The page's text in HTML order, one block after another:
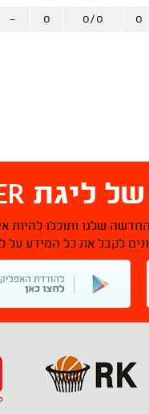
0
0/0
0
-
ליגת
שלנו ותוכלו להיות
לקבל את כל המידע על